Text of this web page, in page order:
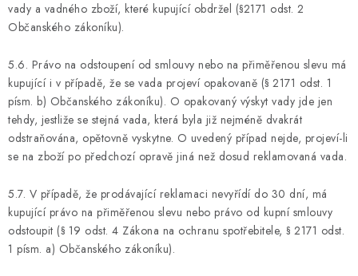
vady a vadného zboží, které kupující obdržel (§2171 odst. 2
Občanského zákoníku).
5.6. Právo na odstoupení od smlouvy nebo na přiměřenou slevu má
kupující i v případě, že se vada projeví opakovaně (§ 2171 odst. 1
písm. b) Občanského zákoníku). O opakovaný výskyt vady jde jen
tehdy, jestliže se stejná vada, která byla již nejméně dvakrát
odstraňována, opětovně vyskytne. O uvedený případ nejde, projeví-li
se na zboží po předchozí opravě jiná než dosud reklamovaná vada.
5.7. V případě, že prodávající reklamaci nevyřídí do 30 dní, má
kupující právo na přiměřenou slevu nebo právo od kupní smlouvy
odstoupit (§ 19 odst. 4 Zákona na ochranu spotřebitele, § 2171 odst.
1 písm. a) Občanského zákoníku).